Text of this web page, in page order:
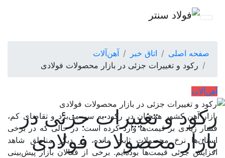
صفحه اصلی اتاق خبر
آهن‌آلات
رکود و تغییرات جزئی در بازار محصولات فولادی
آهن‌آلات
رکود و تغییرات جزئی در
بازار محصولات فولادی
بازار آهن کشور همچنان در رکود به سر می‌برد و تقاضای کم،
فشار زیادی بر قیمت‌ها وارد کرده است. در حالی که در برخی
استان‌ها نرخ محصولات ثابت مانده، در دیگر مناطق شاهد
افزایش جزئی قیمت‌ها بوده‌ایم. برخی از فعالان بازار پیش‌بینی